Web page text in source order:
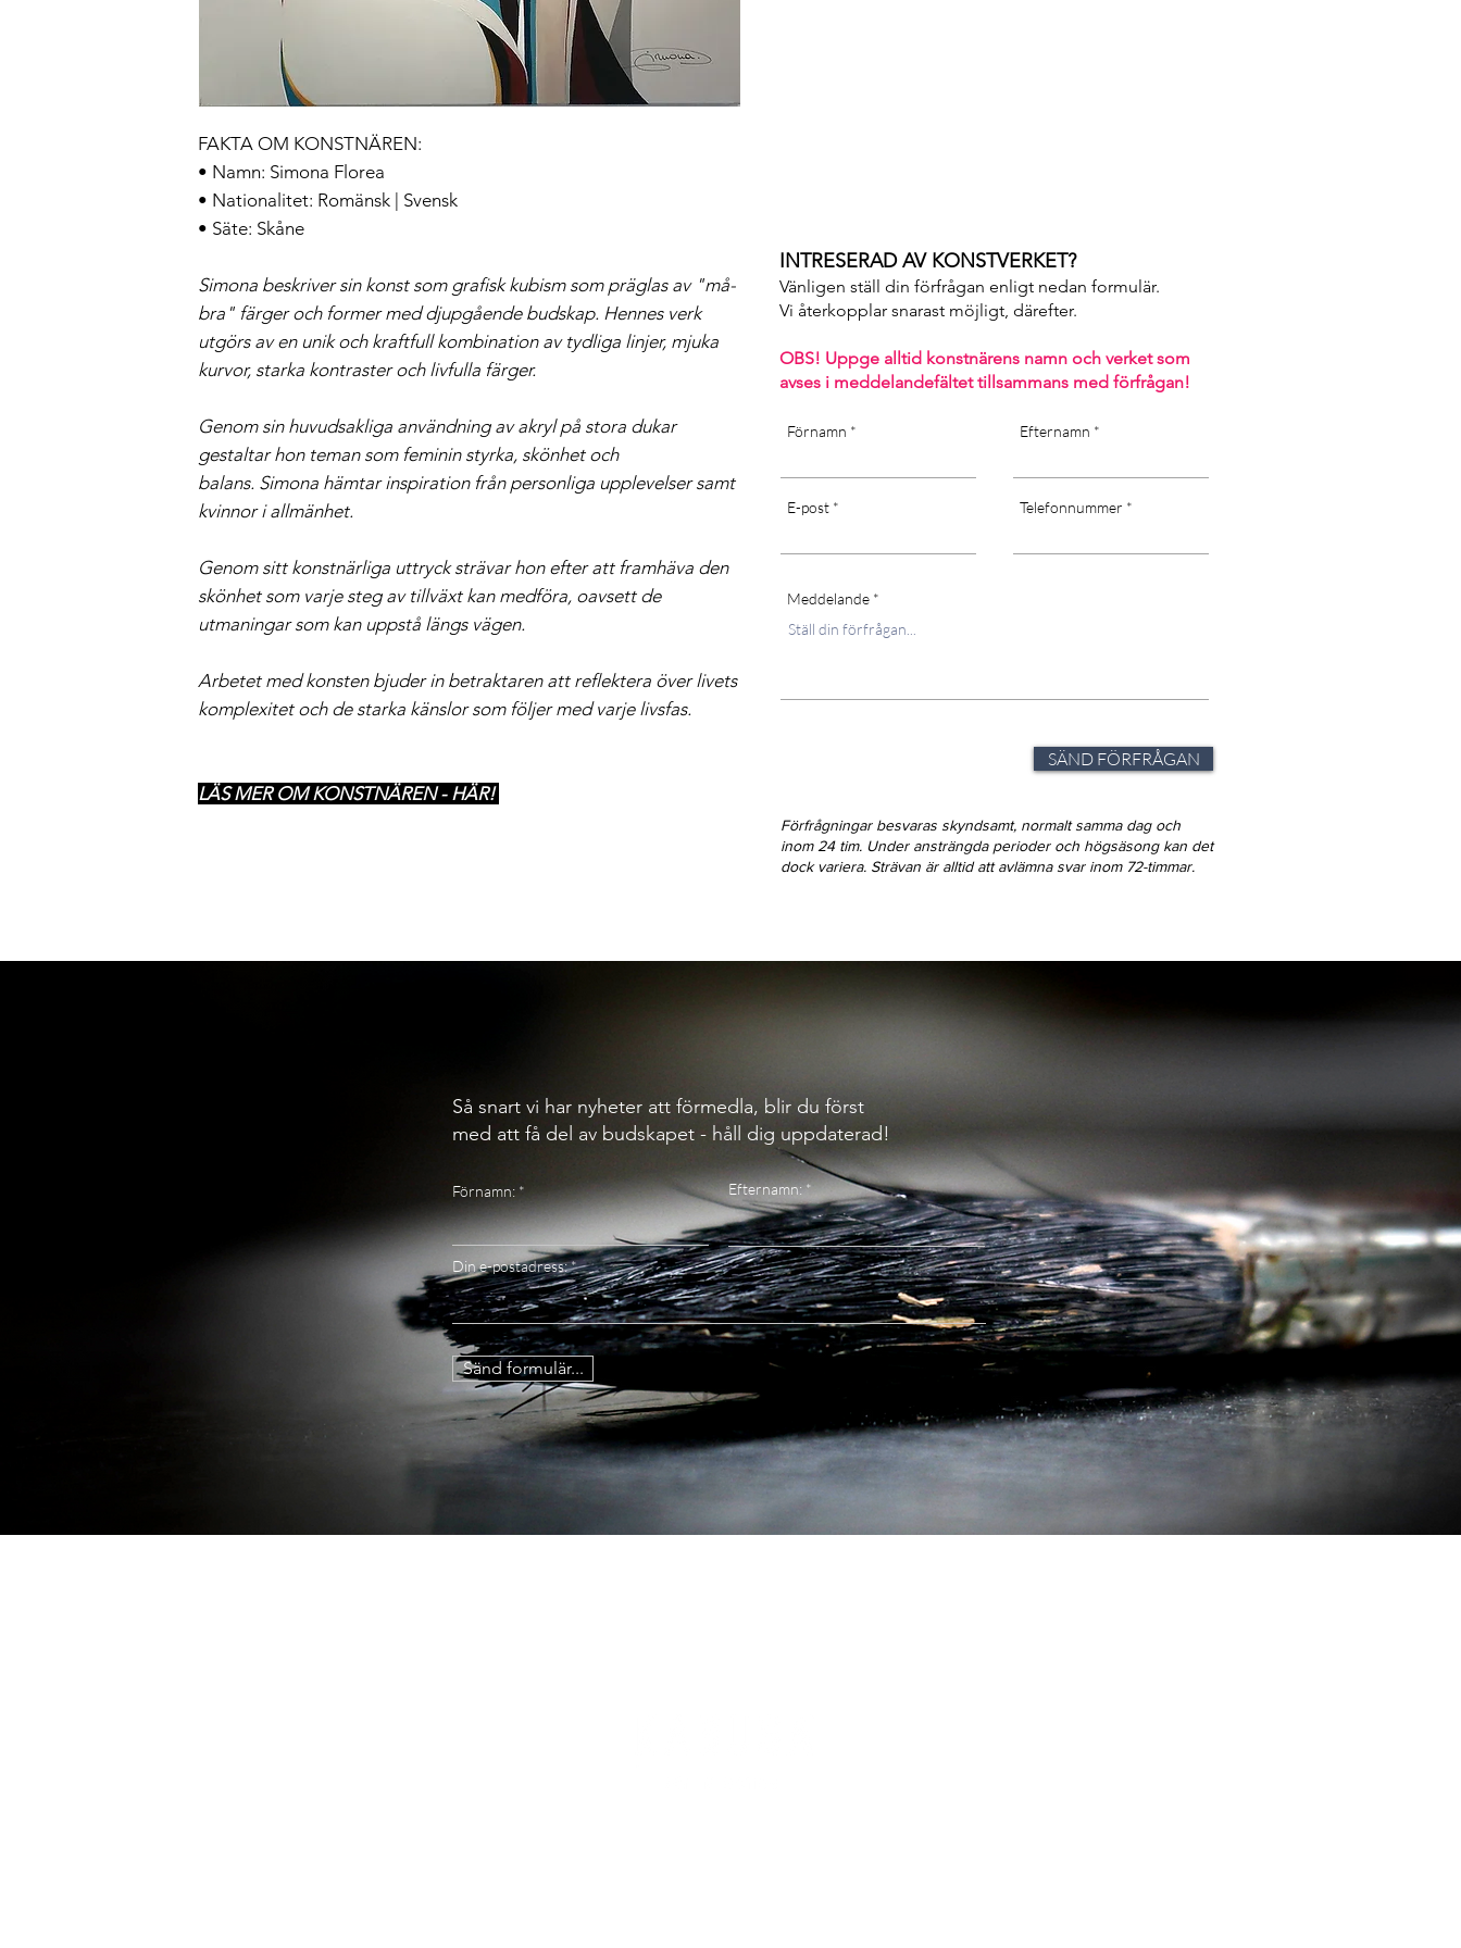
FAKTA OM KONSTNÄREN:
• Namn: Simona Florea
• Nationalitet: Romänsk | Svensk
• Säte: Skåne
Simona beskriver sin konst som grafisk kubism som präglas av "må-
bra" färger och former med djupgående budskap. Hennes verk
utgörs av en unik och kraftfull kombination av tydliga linjer, mjuka
kurvor, starka kontraster och livfulla färger.
Genom sin huvudsakliga användning av akryl på stora dukar
gestaltar hon teman som feminin styrka, skönhet och
balans. Simona hämtar inspiration från personliga upplevelser samt
kvinnor i allmänhet.
Genom sitt konstnärliga uttryck strävar hon efter att framhäva den
skönhet som varje steg av tillväxt kan medföra, oavsett de
utmaningar som kan uppstå längs vägen.
Arbetet med konsten bjuder in betraktaren att reflektera över livets
komplexitet och de starka känslor som följer med varje livsfas.
LÄS MER OM KONSTNÄREN - HÄR!
INTRESERAD AV KONSTVERKET?
Vänligen ställ din förfrågan enligt nedan formulär.
Vi återkopplar snarast möjligt, därefter. ​
OBS! Uppge alltid konstnärens namn och verket som
avses i meddelandefältet tillsammans med förfrågan!
Förnamn
E-post
Efternamn
Telefonnummer
Meddelande
SÄND FÖRFRÅGAN
Förfrågningar besvaras skyndsamt, normalt samma dag och
inom 24 tim. Under ansträngda perioder och högsäsong kan det
dock variera. Strävan är alltid att avlämna svar inom 72-timmar.
Så snart vi har nyheter att förmedla, blir du först
med att få del av budskapet - håll dig uppdaterad!
Efternamn:
Din e-postadress:
Sänd formulär...
Förnamn: